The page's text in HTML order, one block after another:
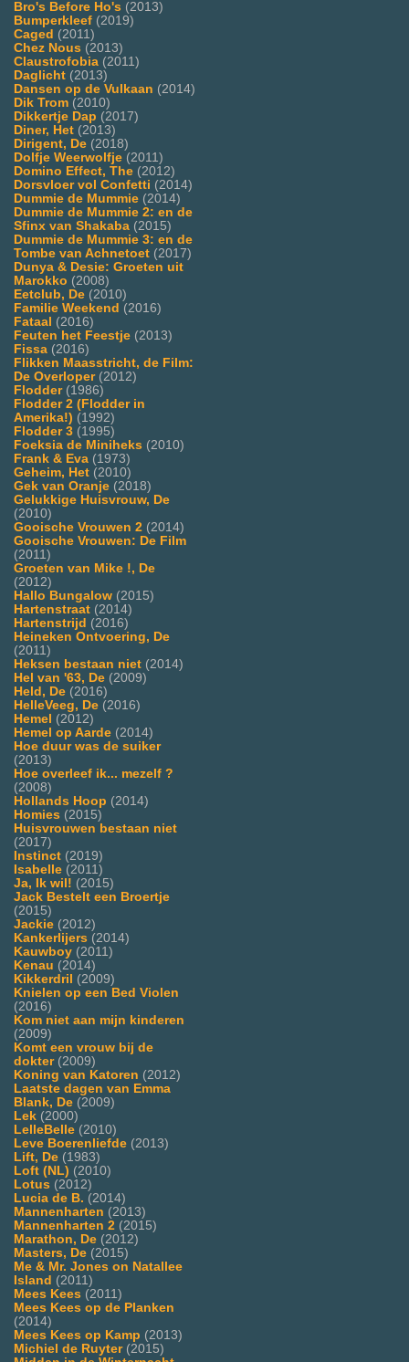
Bro's Before Ho's (2013)
Bumperkleef (2019)
Caged (2011)
Chez Nous (2013)
Claustrofobia (2011)
Daglicht (2013)
Dansen op de Vulkaan (2014)
Dik Trom (2010)
Dikkertje Dap (2017)
Diner, Het (2013)
Dirigent, De (2018)
Dolfje Weerwolfje (2011)
Domino Effect, The (2012)
Dorsvloer vol Confetti (2014)
Dummie de Mummie (2014)
Dummie de Mummie 2: en de
Sfinx van Shakaba (2015)
Dummie de Mummie 3: en de
Tombe van Achnetoet (2017)
Dunya & Desie: Groeten uit
Marokko (2008)
Eetclub, De (2010)
Familie Weekend (2016)
Fataal (2016)
Feuten het Feestje (2013)
Fissa (2016)
Flikken Maasstricht, de Film:
De Overloper(2012)
Flodder(1986)
Flodder 2 (Flodder in
Amerika!) (1992)
Flodder 3 (1995)
Foeksia de Miniheks (2010)
Frank & Eva (1973)
Geheim, Het (2010)
Gek van Oranje (2018)
Gelukkige Huisvrouw, De
(2010)
Gooische Vrouwen 2 (2014)
Gooische Vrouwen: De Film
(2011)
Groeten van Mike !, De
(2012)
Hallo Bungalow (2015)
Hartenstraat (2014)
Hartenstrijd (2016)
Heineken Ontvoering, De
(2011)
Heksen bestaan niet (2014)
Hel van '63, De (2009)
Held, De (2016)
HelleVeeg, De (2016)
Hemel (2012)
Hemel op Aarde (2014)
Hoe duur was de suiker
(2013)
Hoe overleef ik... mezelf ?
(2008)
Hollands Hoop (2014)
Homies (2015)
Huisvrouwen bestaan niet
(2017)
Instinct (2019)
Isabelle (2011)
Ja, Ik wil! (2015)
Jack Bestelt een Broertje
(2015)
Jackie (2012)
Kankerlijers (2014)
Kauwboy (2011)
Kenau (2014)
Kikkerdril (2009)
Knielen op een Bed Violen
(2016)
Kom niet aan mijn kinderen
(2009)
Komt een vrouw bij de
dokter(2009)
Koning van Katoren (2012)
Laatste dagen van Emma
Blank, De (2009)
Lek (2000)
LelleBelle (2010)
Leve Boerenliefde (2013)
Lift, De (1983)
Loft (NL) (2010)
Lotus (2012)
Lucia de B. (2014)
Mannenharten (2013)
Mannenharten 2 (2015)
Marathon, De (2012)
Masters, De (2015)
Me & Mr. Jones on Natallee
Island (2011)
Mees Kees (2011)
Mees Kees op de Planken
(2014)
Mees Kees op Kamp (2013)
Michiel de Ruyter(2015)